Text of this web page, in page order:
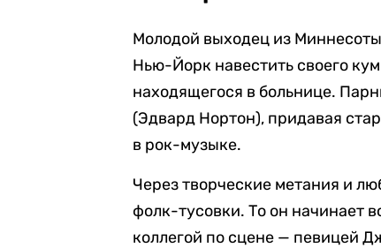
Молодой выходец из
Нью-Йорк навестить своего
находящегося в больнице.
(Эдвард Нортон), придавая
в рок-музыке.
Через творческие метания и
фолк-тусовки. То он начинает
коллегой по сцене — певицей